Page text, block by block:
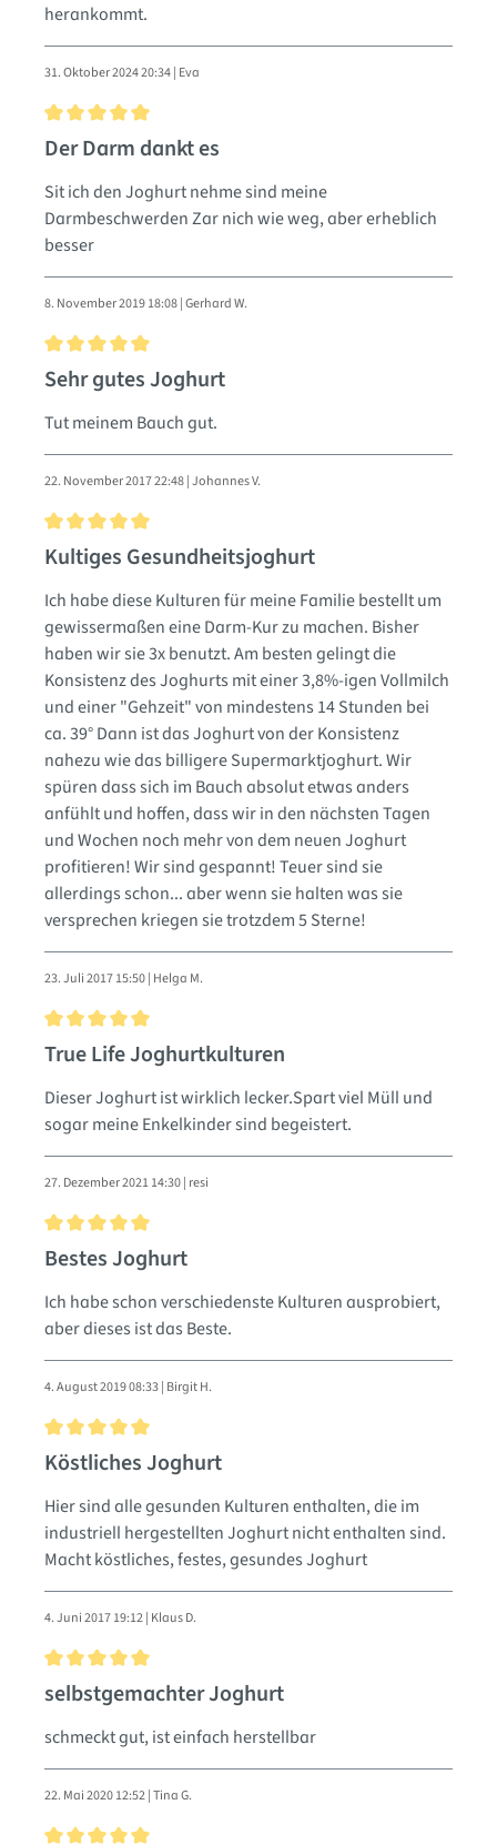
herankommt.
31. Oktober 2024 20:34 | Eva
Bewertung mit 5 von 5 Sternen
Der Darm dankt es
Sit ich den Joghurt nehme sind meine
Darmbeschwerden Zar nich wie weg, aber erheblich
besser
8. November 2019 18:08 | Gerhard W.
Bewertung mit 5 von 5 Sternen
Sehr gutes Joghurt
Tut meinem Bauch gut.
22. November 2017 22:48 | Johannes V.
Bewertung mit 5 von 5 Sternen
Kultiges Gesundheitsjoghurt
Ich habe diese Kulturen für meine Familie bestellt um
gewissermaßen eine Darm-Kur zu machen. Bisher
haben wir sie 3x benutzt. Am besten gelingt die
Konsistenz des Joghurts mit einer 3,8%-igen Vollmilch
und einer "Gehzeit" von mindestens 14 Stunden bei
ca. 39° Dann ist das Joghurt von der Konsistenz
nahezu wie das billigere Supermarktjoghurt. Wir
spüren dass sich im Bauch absolut etwas anders
anfühlt und hoffen, dass wir in den nächsten Tagen
und Wochen noch mehr von dem neuen Joghurt
profitieren! Wir sind gespannt! Teuer sind sie
allerdings schon... aber wenn sie halten was sie
versprechen kriegen sie trotzdem 5 Sterne!
23. Juli 2017 15:50 | Helga M.
Bewertung mit 5 von 5 Sternen
True Life Joghurtkulturen
Dieser Joghurt ist wirklich lecker.Spart viel Müll und
sogar meine Enkelkinder sind begeistert.
27. Dezember 2021 14:30 | resi
Bewertung mit 5 von 5 Sternen
Bestes Joghurt
Ich habe schon verschiedenste Kulturen ausprobiert,
aber dieses ist das Beste.
4. August 2019 08:33 | Birgit H.
Bewertung mit 5 von 5 Sternen
Köstliches Joghurt
Hier sind alle gesunden Kulturen enthalten, die im
industriell hergestellten Joghurt nicht enthalten sind.
Macht köstliches, festes, gesundes Joghurt
4. Juni 2017 19:12 | Klaus D.
Bewertung mit 5 von 5 Sternen
selbstgemachter Joghurt
schmeckt gut, ist einfach herstellbar
22. Mai 2020 12:52 | Tina G.